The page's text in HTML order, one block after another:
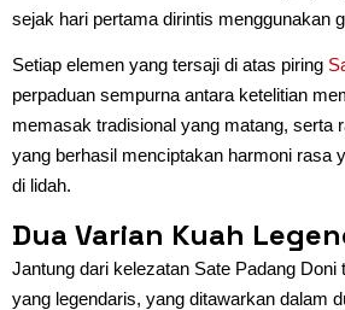
sejak hari pertama dirintis menggunakan
Setiap elemen yang tersaji di atas piring
perpaduan sempurna antara ketelitian
memasak tradisional yang matang, serta
yang berhasil menciptakan harmoni rasa
di lidah.
Dua Varian Kuah
Jantung dari kelezatan Sate Padang Doni
yang legendaris, yang ditawarkan dalam